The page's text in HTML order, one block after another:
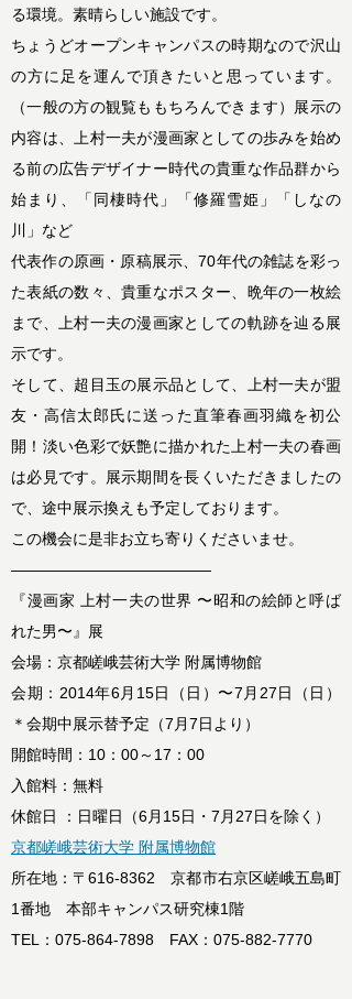
る環境。素晴らしい施設です。
ちょうどオープンキャンパスの時期なので沢山
の方に足を運んで頂きたいと思っています。
（一般の方の観覧ももちろんできます）展示の
内容は、上村一夫が漫画家としての歩みを始め
る前の広告デザイナー時代の貴重な作品群から
始まり、「同棲時代」「修羅雪姫」「しなの
川」など
代表作の原画・原稿展示、70年代の雑誌を彩っ
た表紙の数々、貴重なポスター、晩年の一枚絵
まで、上村一夫の漫画家としての軌跡を辿る展
示です。
そして、超目玉の展示品として、上村一夫が盟
友・高信太郎氏に送った直筆春画羽織を初公
開！淡い色彩で妖艶に描かれた上村一夫の春画
は必見です。展示期間を長くいただきましたの
で、途中展示換えも予定しております。
この機会に是非お立ち寄りくださいませ。
—————————————
『漫画家 上村一夫の世界 〜昭和の絵師と呼ば
れた男〜』展
会場：京都嵯峨芸術大学 附属博物館
会期：2014年6月15日（日）〜7月27日（日）
＊会期中展示替予定（7月7日より）
開館時間：10：00～17：00
入館料：無料
休館日 ：日曜日（6月15日・7月27日を除く）
京都嵯峨芸術大学 附属博物館
所在地：〒616-8362 京都市右京区嵯峨五島町
1番地 本部キャンパス研究棟1階
TEL：075-864-7898 FAX：075-882-7770